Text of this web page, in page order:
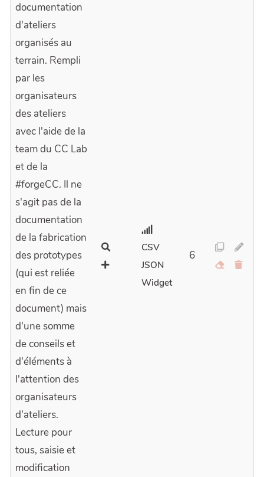
documentation
d'ateliers
organisés au
terrain. Rempli
par les
organisateurs
des ateliers
avec l'aide de la
team du CC Lab
et de la
#forgeCC. Il ne
s'agit pas de la
documentation
de la fabrication
des prototypes
(qui est reliée
en fin de ce
document) mais
d'une somme
de conseils et
d'éléments à
l'attention des
organisateurs
d'ateliers.
Lecture pour
tous, saisie et
modification
CSV
JSON
Widget
6